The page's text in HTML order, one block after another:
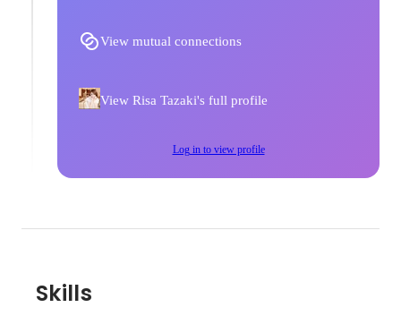
View mutual connections
View Risa Tazaki's full profile
Log in to view profile
Skills